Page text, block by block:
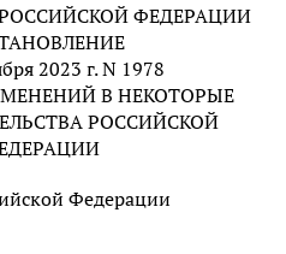
ФЕДЕРАЦИИ
2023 г. N 1978
В НЕКОТОРЫЕ
РОССИЙСКОЙ
Федерации